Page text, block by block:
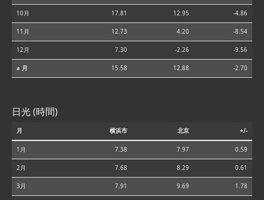
10月 17.81 12.95 -4.86
11月 12.73 4.20 -8.54
12月 7.30 -2.26 -9.56
⌀ 月 15.58 12.88 -2.70
日光 (時間)
月 横浜市 北京 +/-
1月 7.38 7.97 0.59
2月 7.68 8.29 0.61
3月 7.91 9.69 1.78